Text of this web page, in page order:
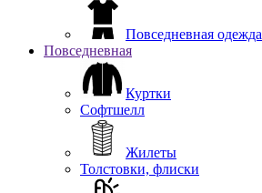
Повседневная одежда
Повседневная
Куртки
Софтшелл
Жилеты
Толстовки, флиски